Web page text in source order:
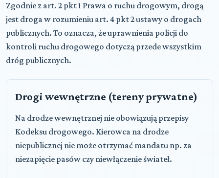
Zgodnie z art. 2 pkt 1 Prawa o ruchu drogowym, drogą
jest droga w rozumieniu art. 4 pkt 2 ustawy o drogach
publicznych. To oznacza, że uprawnienia policji do
kontroli ruchu drogowego dotyczą przede wszystkim
dróg publicznych.
Drogi wewnętrzne (tereny prywatne)
Na drodze wewnętrznej nie obowiązują przepisy
Kodeksu drogowego. Kierowca na drodze
niepublicznej nie może otrzymać mandatu np. za
niezapięcie pasów czy niewłączenie świateł.